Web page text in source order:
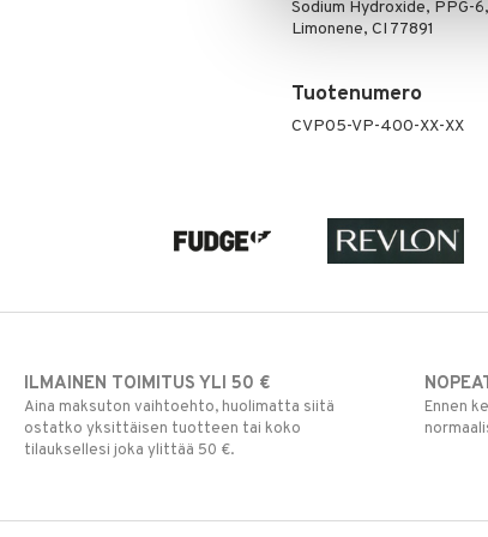
Sodium Hydroxide, PPG-
Limonene, CI 77891
Tuotenumero
CVP05-VP-400-XX-XX
ILMAINEN TOIMITUS YLI 50 €
Aina maksuton vaihtoehto, huolimatta siitä
ostatko yksittäisen tuotteen tai koko
tilauksellesi joka ylittää 50 €.
Ennen